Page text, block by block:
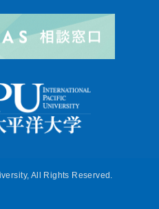
All Rights Reserved.